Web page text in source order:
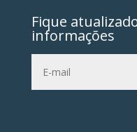
Fique
informações